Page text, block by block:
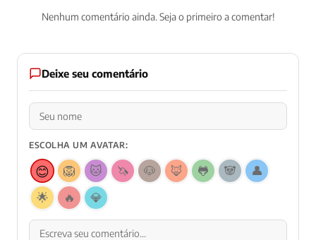
Nenhum comentário ainda. Seja o primeiro a comentar!
Deixe seu comentário
ESCOLHA UM AVATAR:
😊 🦁 🐱 🦄 🐶 🦊 🐸 🐼
👤
🌟
🔥 💎